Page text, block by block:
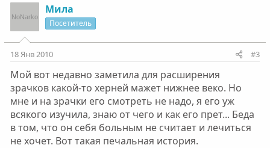
Мила
Посетитель
18 Янв 2010 #3
Мой вот недавно заметила для расширения
зрачков какой-то херней мажет нижнее веко. Но
мне и на зрачки его смотреть не надо, я его уж
всякого изучила, знаю от чего и как его прет... Беда
в том, что он себя больным не считает и лечиться
не хочет. Вот такая печальная история.